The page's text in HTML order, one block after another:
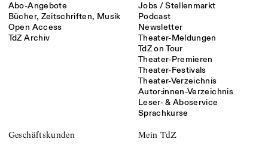
Abo-Angebote
Bücher, Zeitschriften, Musik
Open Access
TdZ Archiv
Jobs / Stellenmarkt
Podcast
Newsletter
Theater-Meldungen
TdZ on Tour
Theater-Premieren
Theater-Festivals
Theater-Verzeichnis
Autor:innen-Verzeichnis
Leser- & Aboservice
Sprachkurse
Geschäftskunden Mein TdZ